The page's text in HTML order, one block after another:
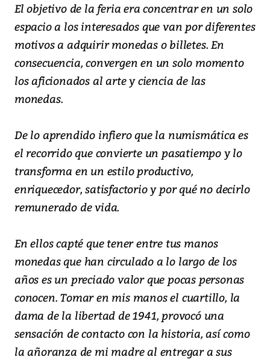
El objetivo de la feria era concentrar en un solo
espacio a los interesados que van por diferentes
motivos a adquirir monedas o billetes. En
consecuencia, convergen en un solo momento
los aficionados al arte y ciencia de las
monedas.
De lo aprendido infiero que la numismática es
el recorrido que convierte un pasatiempo y lo
transforma en un estilo productivo,
enriquecedor, satisfactorio y por qué no decirlo
remunerado de vida.
En ellos capté que tener entre tus manos
monedas que han circulado a lo largo de los
años es un preciado valor que pocas personas
conocen. Tomar en mis manos el cuartillo, la
dama de la libertad de 1941, provocó una
sensación de contacto con la historia, así como
la añoranza de mi madre al entregar a sus